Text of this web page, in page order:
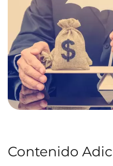
Contenido